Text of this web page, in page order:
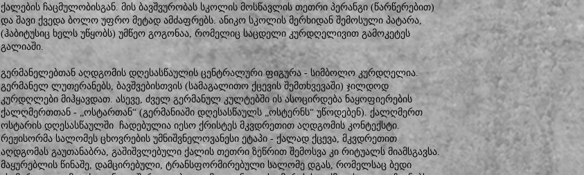
ქალების ჩაცმულობისგან. მის ბავშვურობას სკოლის მოსწავლის თეთრი პერანგი (წარწერებით)
და შავი ქვედა ბოლო უფრო მეტად ამძაფრებს. ანიკო სკოლის მერხიდან შემოსული პატარა,
(ჰაბიტუსიც ხელს უწყობს) უმწეო გოგონაა, რომელიც საცდელი კურდღელივით გამოკეტეს
გალიაში.
გერმანელებთან აღდგომის დღესასწაულის ცენტრალური ფიგურა - სიმბოლო კურდღელია.
გერმანელ ლუთერანებს, ბავშვებისთვის (სამაგალითო ქცევის შემთხვევაში) ჯილდოდ
კურდღლები მიჰყავდათ. ასევე, ძველ გერმანულ კულტებში ის ასოცირდება ნაყოფიერების
ქალღმერთთან - „ოსტართან“ (გერმანიაში დღესასწაულს „ოსტერნს“ უწოდებენ). ქალღმერთ
ოსტარის დღესასწაულში ჩადებულია იესო ქრისტეს მკვდრეთით აღდგომის კონტექსტი.
რეჟისორმა სალომეს ცხოვრების უმნიშვნელოვანესი ეტაპი - ქალად ქცევა, მკვდრეთით
აღდგომას გაუთანაბრა, გაშიშვლებული ქალის თეთრი ზეწრით შემოსვა კი რიტუალს მიამსგავსა.
მაყურებლის წინაშე, დამცირებული, ტრანსფორმირებული სალომე დგას, რომელსაც ბედი